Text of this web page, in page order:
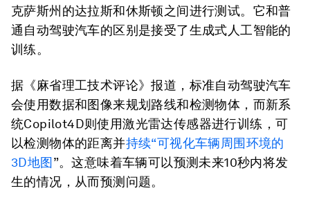
克萨斯州的达拉斯和休斯顿之间进行测试。它和普
通自动驾驶汽车的区别是接受了生成式人工智能的
训练。
据《麻省理工技术评论》报道，标准自动驾驶汽车
会使用数据和图像来规划路线和检测物体，而新系
统Copilot4D则使用激光雷达传感器进行训练，可
以检测物体的距离并持续“可视化车辆周围环境的
3D地图”。这意味着车辆可以预测未来10秒内将发
生的情况，从而预测问题。